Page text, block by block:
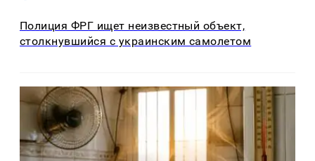
Полиция ФРГ ищет неизвестный объект,
столкнувшийся с украинским самолетом